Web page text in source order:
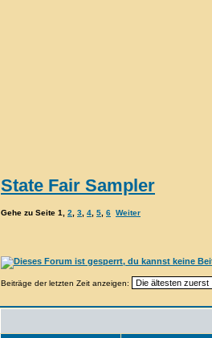
State Fair Sampler
Gehe zu Seite 1 2 3 4 5 6 Weiter
Beiträge der letzten Zeit anzeigen: